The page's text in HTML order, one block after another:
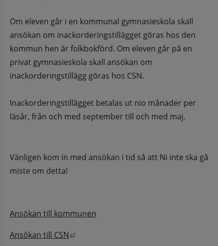
Om eleven går i en kommunal gymnasieskola skall
ansökan om inackorderingstillägget göras hos den
kommun hen är folkbokförd. Om eleven går på en
privat gymnasieskola skall ansökan om
inackorderingstillägg göras hos CSN.
Inackorderingstillägget betalas ut nio månader per
läsår, från och med september till och med maj.
Vänligen kom in med ansökan i tid så att Ni inte ska gå
miste om detta!
Ansökan till kommunen
Ansökan till CSN Länk till annan webbplats, öppnas i